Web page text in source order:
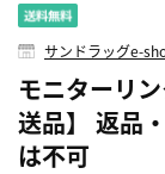
サンドラッグe-
モニターリ
送品】 返品
は不可